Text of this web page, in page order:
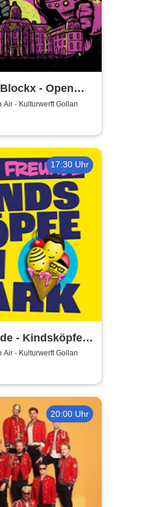
- Open
Air - Kulturwerft Gollan
17:30 Uhr
- Kindsköpfe
Air 2026
Air - Kulturwerft Gollan
20:00 Uhr